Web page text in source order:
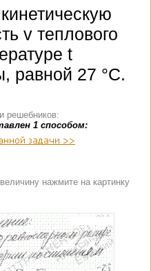
v теплового
t
равной 27 °С.
решебников:
1 способом:
нажмите на картинку